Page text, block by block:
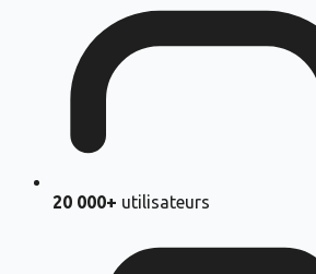
20 000+ utilisateurs